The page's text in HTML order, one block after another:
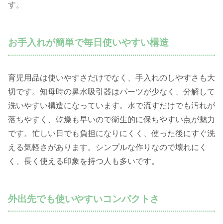
す。
お手入れが簡単で毎日使いやすい構造
育児用品は使いやすさだけでなく、手入れのしやすさも大
切です。知母時の鼻水吸引器はパーツが少なく、分解して
洗いやすい構造になっています。水で流すだけでも汚れが
落ちやすく、乾燥も早いので衛生的に保ちやすい点が魅力
です。忙しい日でも負担になりにくく、使った後にすぐ洗
える気軽さがあります。シンプルな作りなので壊れにく
く、長く使える印象を持つ人も多いです。
外出先でも使いやすいコンパクトさ